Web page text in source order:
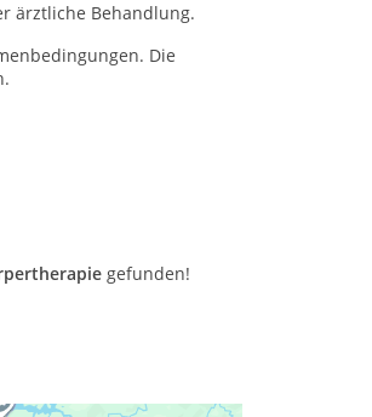
ärztliche Behandlung.
Die
gefunden!